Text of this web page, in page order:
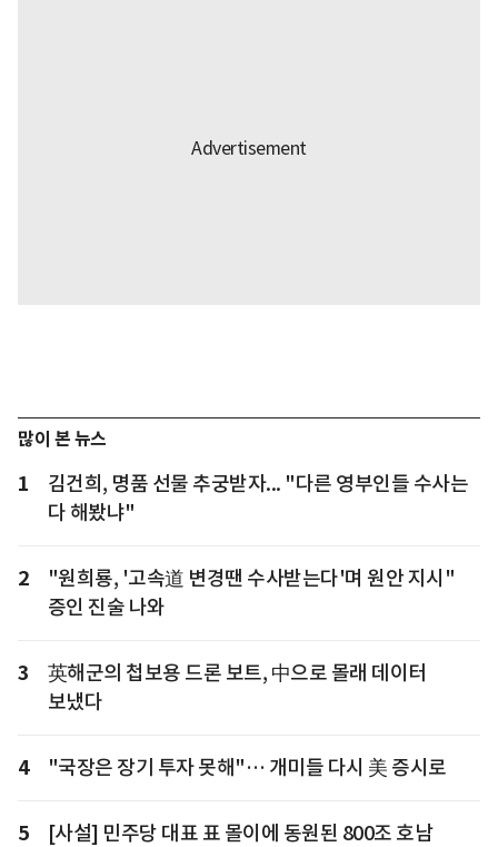
많이 본 뉴스
1
김건희, 명품 선물 추궁받자... "다른 영부인들 수사는
다 해봤냐"
2
"원희룡, '고속道 변경땐 수사받는다'며 원안 지시"
증인 진술 나와
3
英해군의 첩보용 드론 보트, 中으로 몰래 데이터
보냈다
4 "국장은 장기 투자 못해"… 개미들 다시 美 증시로
5
[사설] 민주당 대표 표 몰이에 동원된 800조 호남